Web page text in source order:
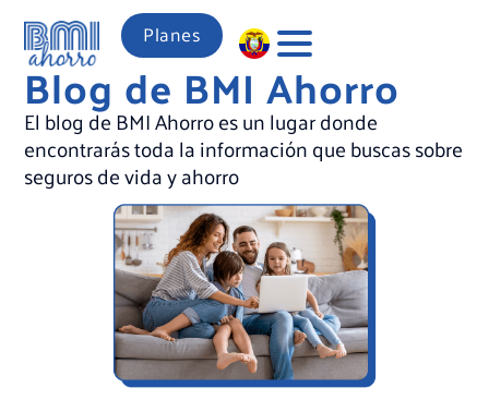
Planes
Blog de BMI Ahorro
El blog de BMI Ahorro es un lugar donde
encontrarás toda la información que buscas sobre
seguros de vida y ahorro